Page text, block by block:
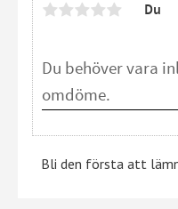
Du
Bli den första att